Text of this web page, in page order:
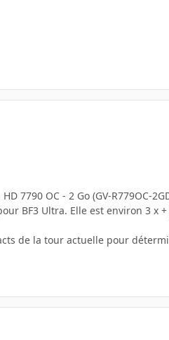
7790 OC - 2 Go (GV-R779OC-
BF3 Ultra. Elle est environ 3 x
de la tour actuelle pour